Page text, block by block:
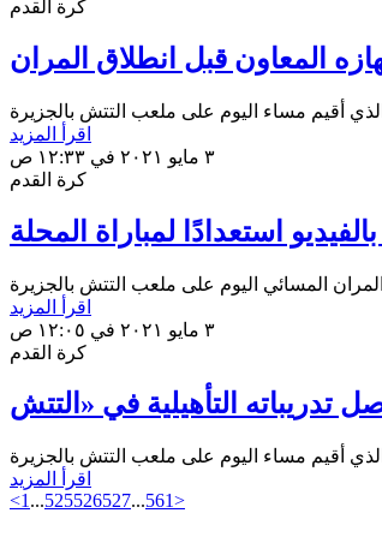
كرة القدم
المعاون قبل انطلاق المران
اقرأ المزيد
٣ مايو ٢٠٢١ في ١٢:٣٣ ص
كرة القدم
استعدادًا لمباراة المحلة
اقرأ المزيد
٣ مايو ٢٠٢١ في ١٢:٠٥ ص
كرة القدم
اقرأ المزيد
<1 ...525526527...561>